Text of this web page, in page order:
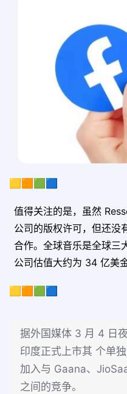
🟨🟧🟩🟦
值得关注的是，虽然
公司的版权许可，但还没
合作。 全球音乐是全球三
公司估值大约为 34 亿美金
🟨🟧🟩🟦
据外国媒体 3 月 4 日
印度正式上市其 个单
加入与 Gaana、
之间的竞争。